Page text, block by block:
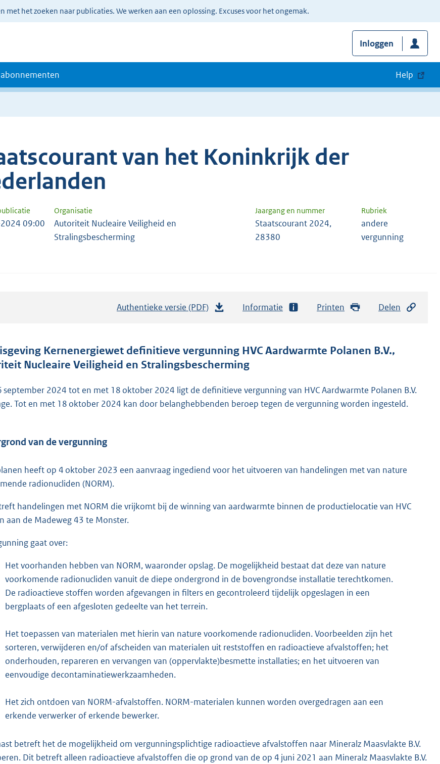
met het zoeken naar publicaties. We werken aan een oplossing. Excuses voor het ongemak.
Inloggen
Help
van het Koninkrijk der
Organisatie Jaargang en nummer Rubriek
09:00
Autoriteit Nucleaire Veiligheid en
Stralingsbescherming
Staatscourant 2024,
28380
andere
vergunning
Authentieke versie (PDF)
t
a
d
s
t
:
K
b
Informatie Printen Delen
Kernenergiewet definitieve vergunning HVC Aardwarmte Polanen B.V.,
Nucleaire Veiligheid en Stralingsbescherming
september 2024 tot en met 18 oktober 2024 ligt de definitieve vergunning van HVC Aardwarmte Polanen B.V.
Tot en met 18 oktober 2024 kan door belanghebbenden beroep tegen de vergunning worden ingesteld.
van de vergunning
heeft op 4 oktober 2023 een aanvraag ingediend voor het uitvoeren van handelingen met van nature
radionucliden (NORM).
handelingen met NORM die vrijkomt bij de winning van aardwarmte binnen de productielocatie van HVC
aan de Madeweg 43 te Monster.
gaat over:
Het voorhanden hebben van NORM, waaronder opslag. De mogelijkheid bestaat dat deze van nature
voorkomende radionucliden vanuit de diepe ondergrond in de bovengrondse installatie terechtkomen.
De radioactieve stoffen worden afgevangen in filters en gecontroleerd tijdelijk opgeslagen in een
bergplaats of een afgesloten gedeelte van het terrein.
Het toepassen van materialen met hierin van nature voorkomende radionucliden. Voorbeelden zijn het
sorteren, verwijderen en/of afscheiden van materialen uit reststoffen en radioactieve afvalstoffen; het
onderhouden, repareren en vervangen van (oppervlakte)besmette installaties; en het uitvoeren van
eenvoudige decontaminatiewerkzaamheden.
Het zich ontdoen van NORM-afvalstoffen. NORM-materialen kunnen worden overgedragen aan een
erkende verwerker of erkende bewerker.
betreft het de mogelijkheid om vergunningsplichtige radioactieve afvalstoffen naar Mineralz Maasvlakte B.V.
Dit betreft alleen radioactieve afvalstoffen die op grond van de op 4 juni 2021 aan Mineralz Maasvlakte B.V.